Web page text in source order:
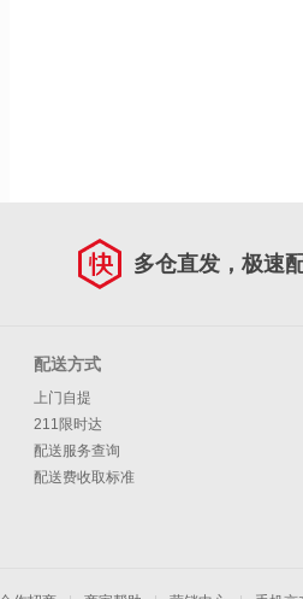
多仓直发，极速
配送方式
上门自提
211限时达
配送服务查询
配送费收取标准